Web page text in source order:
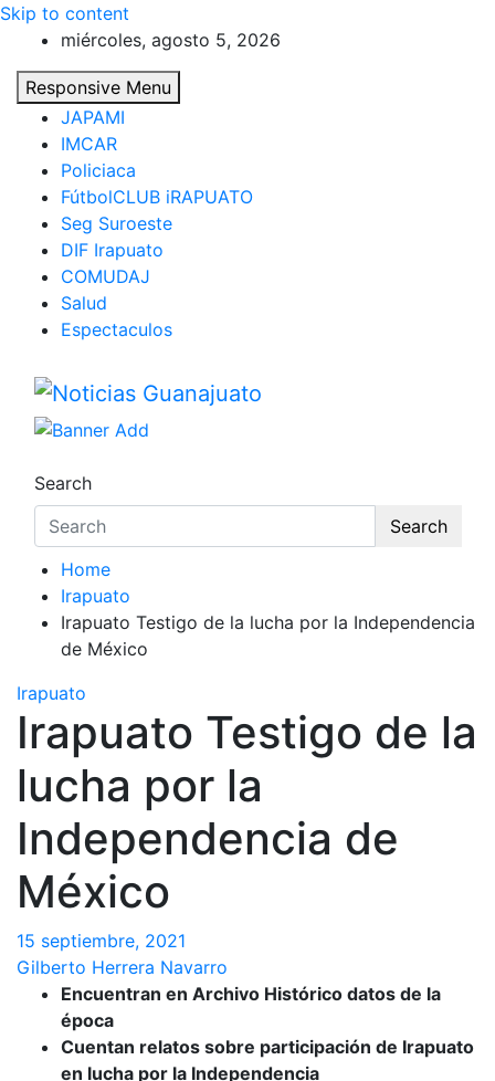
Skip to content
miércoles, agosto 5, 2026
Responsive Menu
JAPAMI
IMCAR
Policiaca
FútbolCLUB iRAPUATO
Seg Suroeste
DIF Irapuato
COMUDAJ
Salud
Espectaculos
Noticias Guanajuato
Search
Search
Home
Irapuato
Irapuato Testigo de la lucha por la Independencia
de México
Irapuato
Irapuato Testigo de la
lucha por la
Independencia de
México
15 septiembre, 2021
Gilberto Herrera Navarro
Encuentran en Archivo Histórico datos de la
época
Cuentan relatos sobre participación de Irapuato
en lucha por la Independencia